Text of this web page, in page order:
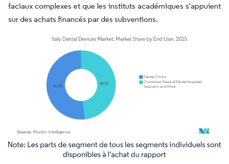
faciaux complexes et que les instituts académiques s'appuient
sur des achats financés par des subventions.
Image © Mordor Intelligence. La réutilisation nécessite une attribution sous CC BY